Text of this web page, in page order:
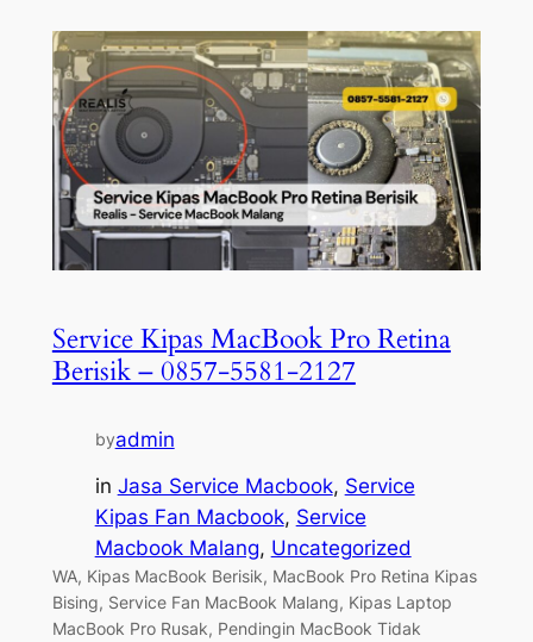
Service Kipas MacBook Pro Retina
Berisik – 0857-5581-2127
byadmin
in Jasa Service Macbook, Service
Kipas Fan Macbook, Service
Macbook Malang, Uncategorized
WA, Kipas MacBook Berisik, MacBook Pro Retina Kipas
Bising, Service Fan MacBook Malang, Kipas Laptop
MacBook Pro Rusak, Pendingin MacBook Tidak